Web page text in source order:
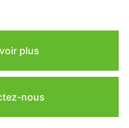
plus
nous